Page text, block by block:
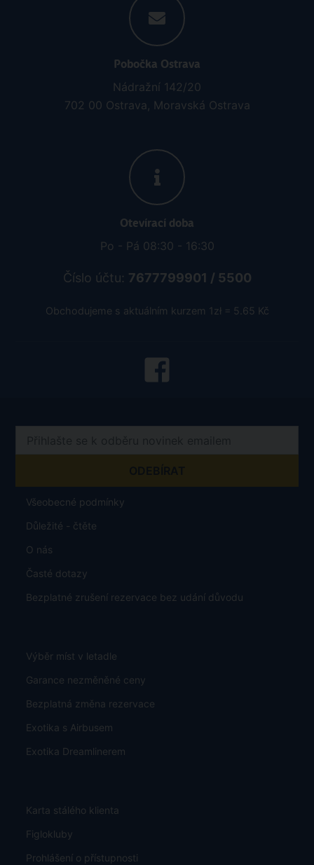
Pobočka Ostrava
Nádražní 142/20
702 00 Ostrava, Moravská Ostrava
Otevírací doba
Po - Pá 08:30 - 16:30
Číslo účtu: 7677799901 / 5500
Obchodujeme s aktuálním kurzem 1zł = 5.65 Kč
Všeobecné podmínky
Důležité - čtěte
O nás
Časté dotazy
Bezplatné zrušení rezervace bez udání důvodu
Výběr míst v letadle
Garance nezměněné ceny
Bezplatná změna rezervace
Exotika s Airbusem
Exotika Dreamlinerem
Karta stálého klienta
Figlokluby
Prohlášení o přístupnosti